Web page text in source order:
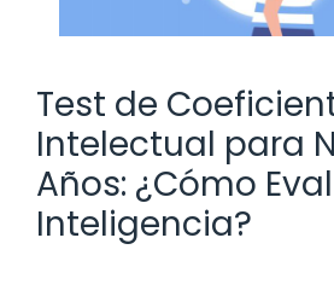
Test de
Intelectual para
Años: ¿Cómo
Inteligencia?